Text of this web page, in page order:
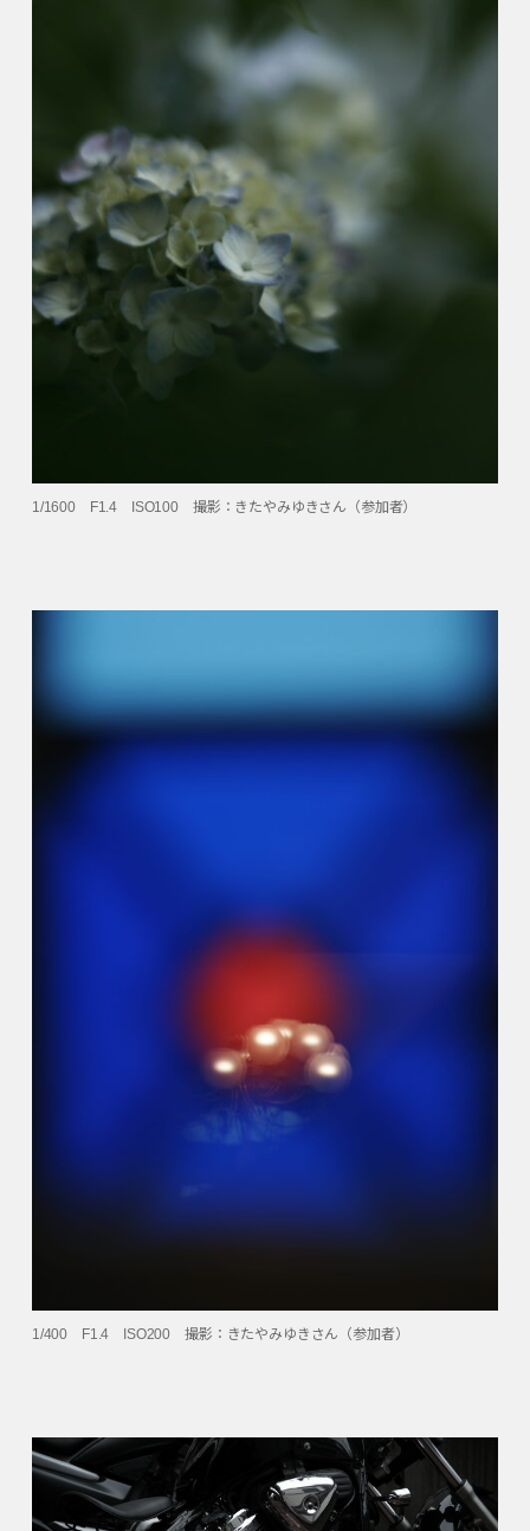
1/1600 F1.4 ISO100 撮影：きたやみゆきさん（参加者）
1/400 F1.4 ISO200 撮影：きたやみゆきさん（参加者）